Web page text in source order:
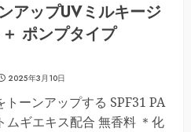
アップUVミルキージ
ポンプタイプ
2025年3月10日
ーンアップする SPF31 PA
ムギエキス配合 無香料 ＊化